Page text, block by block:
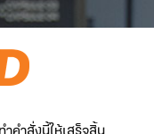
คำสั่งนี้ให้เสร็จสิ้น